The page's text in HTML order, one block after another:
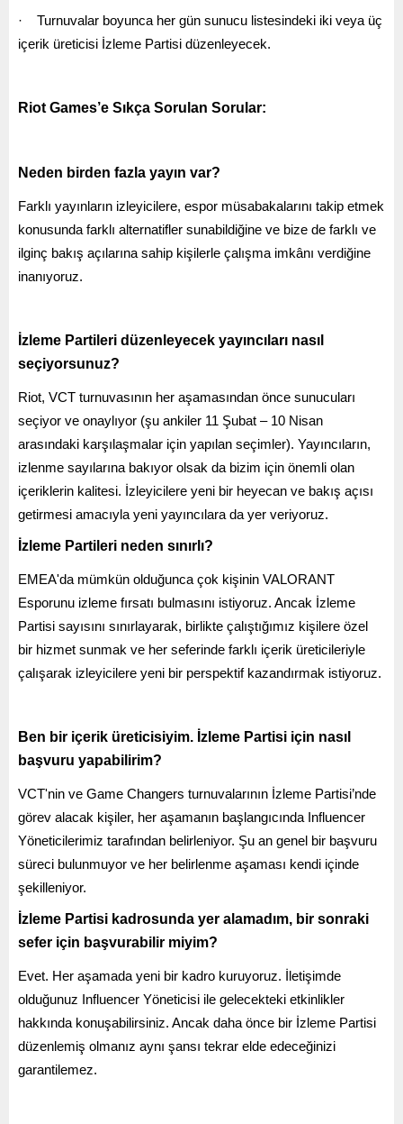
·
Turnuvalar boyunca her gün sunucu listesindeki iki veya üç
içerik üreticisi İzleme Partisi düzenleyecek.
Riot Games’e Sıkça Sorulan Sorular:
Neden birden fazla yayın var?
Farklı yayınların izleyicilere, espor müsabakalarını takip etmek
konusunda farklı alternatifler sunabildiğine ve bize de farklı ve
ilginç bakış açılarına sahip kişilerle çalışma imkânı verdiğine
inanıyoruz.
İzleme Partileri düzenleyecek yayıncıları nasıl
seçiyorsunuz?
Riot, VCT turnuvasının her aşamasından önce sunucuları
seçiyor ve onaylıyor (şu ankiler 11 Şubat – 10 Nisan
arasındaki karşılaşmalar için yapılan seçimler). Yayıncıların,
izlenme sayılarına bakıyor olsak da bizim için önemli olan
içeriklerin kalitesi. İzleyicilere yeni bir heyecan ve bakış açısı
getirmesi amacıyla yeni yayıncılara da yer veriyoruz.
İzleme Partileri neden sınırlı?
EMEA'da mümkün olduğunca çok kişinin VALORANT
Esporunu izleme fırsatı bulmasını istiyoruz. Ancak İzleme
Partisi sayısını sınırlayarak, birlikte çalıştığımız kişilere özel
bir hizmet sunmak ve her seferinde farklı içerik üreticileriyle
çalışarak izleyicilere yeni bir perspektif kazandırmak istiyoruz.
Ben bir içerik üreticisiyim. İzleme Partisi için nasıl
başvuru yapabilirim?
VCT'nin ve Game Changers turnuvalarının İzleme Partisi’nde
görev alacak kişiler, her aşamanın başlangıcında Influencer
Yöneticilerimiz tarafından belirleniyor. Şu an genel bir başvuru
süreci bulunmuyor ve her belirlenme aşaması kendi içinde
şekilleniyor.
İzleme Partisi kadrosunda yer alamadım, bir sonraki
sefer için başvurabilir miyim?
Evet. Her aşamada yeni bir kadro kuruyoruz. İletişimde
olduğunuz Influencer Yöneticisi ile gelecekteki etkinlikler
hakkında konuşabilirsiniz. Ancak daha önce bir İzleme Partisi
düzenlemiş olmanız aynı şansı tekrar elde edeceğinizi
garantilemez.